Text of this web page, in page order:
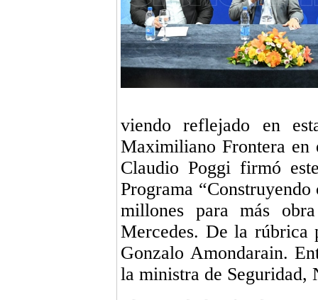
viendo reflejado en
Maximiliano Frontera en
Claudio Poggi firmó
Programa
millones para más
Mercedes. De la rúbrica
Gonzalo Amondarain.
la ministra de Seguridad,